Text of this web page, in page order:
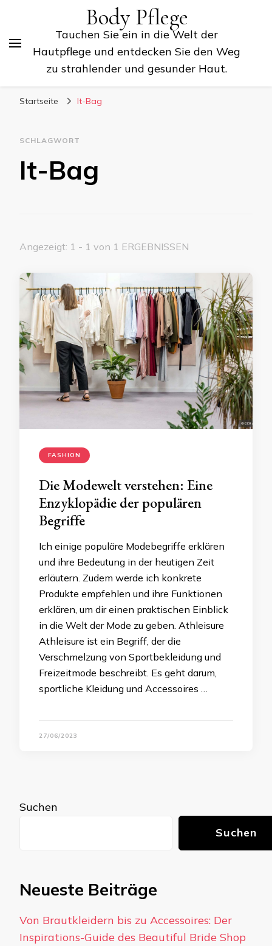
Body Pflege
Tauchen Sie ein in die Welt der
Hautpflege und entdecken Sie den Weg
zu strahlender und gesunder Haut.
Startseite It-Bag
SCHLAGWORT
It-Bag
Angezeigt: 1 - 1 von 1 ERGEBNISSEN
FASHION
Die Modewelt verstehen: Eine
Enzyklopädie der populären
Begriffe
Ich einige populäre Modebegriffe erklären
und ihre Bedeutung in der heutigen Zeit
erläutern. Zudem werde ich konkrete
Produkte empfehlen und ihre Funktionen
erklären, um dir einen praktischen Einblick
in die Welt der Mode zu geben. Athleisure
Athleisure ist ein Begriff, der die
Verschmelzung von Sportbekleidung und
Freizeitmode beschreibt. Es geht darum,
sportliche Kleidung und Accessoires …
27/06/2023
Suchen
Suchen
Neueste Beiträge
Von Brautkleidern bis zu Accessoires: Der
Inspirations-Guide des Beautiful Bride Shop